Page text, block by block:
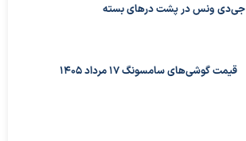
جی‌دی ونس در پشت درهای بسته
قیمت گوشی‌های سامسونگ 17 مرداد 1405